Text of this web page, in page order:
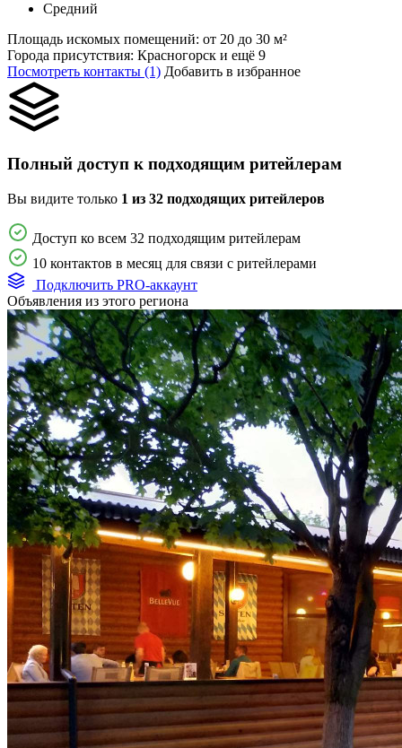
Средний
Площадь искомых помещений: от 20 до 30 м²
Города присутствия: Красногорск и ещё 9
Посмотреть контакты (1) Добавить в избранное
Полный доступ к подходящим ритейлерам
Вы видите только 1 из 32 подходящих ритейлеров
Доступ ко всем 32 подходящим ритейлерам
10 контактов в месяц для связи с ритейлерами
Подключить PRO-аккаунт
Объявления из этого региона